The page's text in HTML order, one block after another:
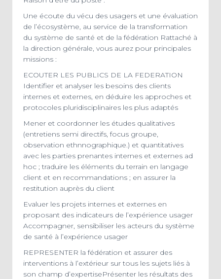
Une écoute du vécu des usagers et une évaluation
de l’écosystème, au service de la transformation
du système de santé et de la fédération Rattaché à
la direction générale, vous aurez pour principales
missions :
ECOUTER LES PUBLICS DE LA FEDERATION
Identifier et analyser les besoins des clients
internes et externes, en déduire les approches et
protocoles pluridisciplinaires les plus adaptés
Mener et coordonner les études qualitatives
(entretiens semi directifs, focus groupe,
observation ethnnographique.) et quantitatives
avec les parties prenantes internes et externes ad
hoc ; traduire les éléments du terrain en langage
client et en recommandations ; en assurer la
restitution auprès du client
Evaluer les projets internes et externes en
proposant des indicateurs de l’expérience usager
Accompagner, sensibiliser les acteurs du système
de santé à l’expérience usager
REPRESENTER la fédération et assurer des
interventions à l’extérieur sur tous les sujets liés à
son champ d’expertisePrésenter les résultats des